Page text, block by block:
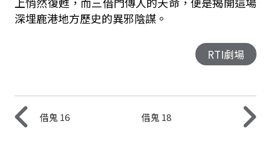
深埋鹿港地方歷史的異邪陰謀。
RTI劇場
借鬼 16 借鬼 18